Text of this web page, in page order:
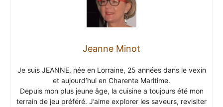
Jeanne Minot
Je suis JEANNE, née en Lorraine, 25 années dans le vexin
et aujourd’hui en Charente Maritime.
Depuis mon plus jeune âge, la cuisine a toujours été mon
terrain de jeu préféré. J’aime explorer les saveurs, revisiter